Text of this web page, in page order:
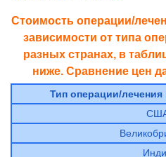
Стоимость операции/
зависимости от типа
разных странах, в
ниже. Сравнение цен
Тип операции/лечения